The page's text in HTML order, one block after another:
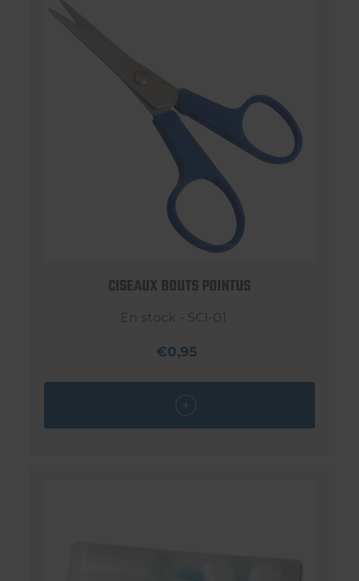
CISEAUX BOUTS POINTUS
En stock - SCI-01
€0,95